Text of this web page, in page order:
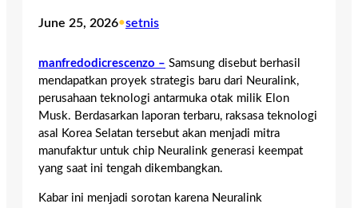
June 25, 2026•setnis
manfredodicrescenzo – Samsung disebut berhasil
mendapatkan proyek strategis baru dari Neuralink,
perusahaan teknologi antarmuka otak milik Elon
Musk. Berdasarkan laporan terbaru, raksasa teknologi
asal Korea Selatan tersebut akan menjadi mitra
manufaktur untuk chip Neuralink generasi keempat
yang saat ini tengah dikembangkan.
Kabar ini menjadi sorotan karena Neuralink